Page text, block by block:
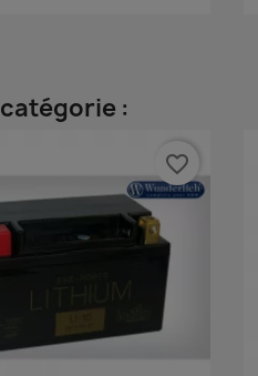
:
favorite_border